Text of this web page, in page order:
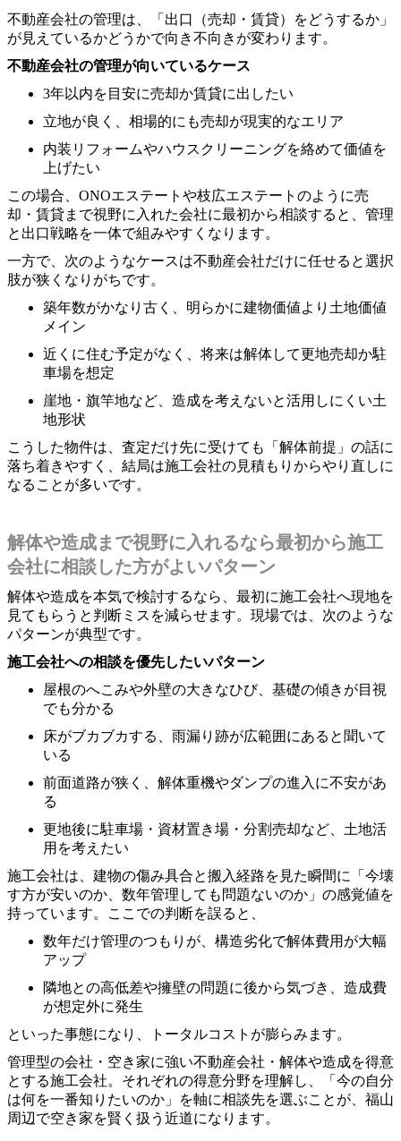
不動産会社の管理は、「出口（売却・賃貸）をどうするか」
が見えているかどうかで向き不向きが変わります。
不動産会社の管理が向いているケース
3年以内を目安に売却か賃貸に出したい
立地が良く、相場的にも売却が現実的なエリア
内装リフォームやハウスクリーニングを絡めて価値を
上げたい
この場合、ONOエステートや枝広エステートのように売
却・賃貸まで視野に入れた会社に最初から相談すると、管理
と出口戦略を一体で組みやすくなります。
一方で、次のようなケースは不動産会社だけに任せると選択
肢が狭くなりがちです。
築年数がかなり古く、明らかに建物価値より土地価値
メイン
近くに住む予定がなく、将来は解体して更地売却か駐
車場を想定
崖地・旗竿地など、造成を考えないと活用しにくい土
地形状
こうした物件は、査定だけ先に受けても「解体前提」の話に
落ち着きやすく、結局は施工会社の見積もりからやり直しに
なることが多いです。
解体や造成まで視野に入れるなら最初から施工
会社に相談した方がよいパターン
解体や造成を本気で検討するなら、最初に施工会社へ現地を
見てもらうと判断ミスを減らせます。現場では、次のような
パターンが典型です。
施工会社への相談を優先したいパターン
屋根のへこみや外壁の大きなひび、基礎の傾きが目視
でも分かる
床がブカブカする、雨漏り跡が広範囲にあると聞いて
いる
前面道路が狭く、解体重機やダンプの進入に不安があ
る
更地後に駐車場・資材置き場・分割売却など、土地活
用を考えたい
施工会社は、建物の傷み具合と搬入経路を見た瞬間に「今壊
す方が安いのか、数年管理しても問題ないのか」の感覚値を
持っています。ここでの判断を誤ると、
数年だけ管理のつもりが、構造劣化で解体費用が大幅
アップ
隣地との高低差や擁壁の問題に後から気づき、造成費
が想定外に発生
といった事態になり、トータルコストが膨らみます。
管理型の会社・空き家に強い不動産会社・解体や造成を得意
とする施工会社。それぞれの得意分野を理解し、「今の自分
は何を一番知りたいのか」を軸に相談先を選ぶことが、福山
周辺で空き家を賢く扱う近道になります。